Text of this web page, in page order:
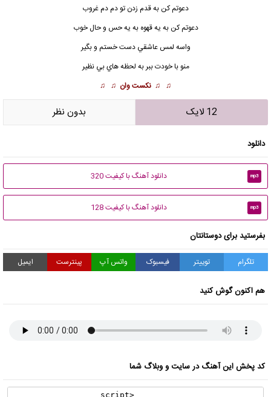
دعوتم كن به قدم زدن تو دم دم غروب
دعوتم كن به يه قهوه به يه حس و حال خوب
واسه لمس عاشقي دست خستم و بگير
منو با خودت ببر به لحظه هاي بي نظير
♫ ♫ نکست وان ♫ ♫
12 لایک بدون نظر
دانلود
mp3 دانلود آهنگ با کیفیت 320
mp3 دانلود آهنگ با کیفیت 128
بفرستید برای دوستانتان
تلگرام توییتر فیسبوک واتس آپ پینترست ایمیل
هم اکنون گوش کنید
کد پخش این آهنگ در سایت و وبلاگ شما